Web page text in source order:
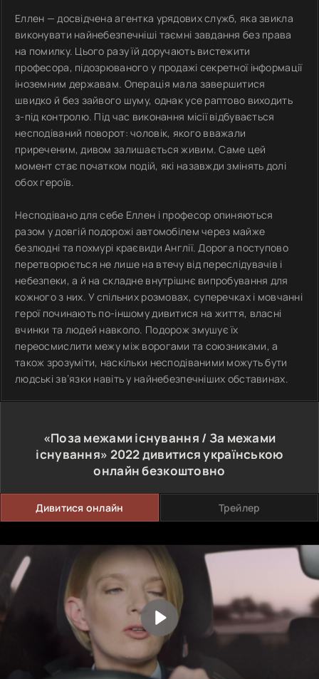
Еллен — досвідчена агентка урядових служб, яка звикла
виконувати найнебезпечніші таємні завдання без права
на помилку. Цього разу їй доручають вистежити
професора, підозрюваного у продажі секретної інформації
іноземним державам. Операція мала завершитися
швидко й без зайвого шуму, однак усе раптово виходить
з-під контролю. Під час виконання місії відбувається
несподіваний поворот: чоловік, якого вважали
приреченим, дивом залишається живим. Саме цей
момент стає початком подій, які назавжди змінять долі
обох героїв.
Несподівано для себе Еллен і професор опиняються
разом у довгій подорожі автомобілем через майже
безлюдні та похмурі краєвиди Англії. Дорога поступово
перетворюється не лише на втечу від переслідувачів і
небезпеки, а й на складне внутрішнє випробування для
кожного з них. У спільних розмовах, суперечках і мовчанні
герої починають по-іншому дивитися на життя, власні
вчинки та людей навколо. Подорож змушує їх
переосмислити межу між ворогами та союзниками, а
також зрозуміти, наскільки несподіваними можуть бути
людські зв’язки навіть у найнебезпечніших обставинах.
«Поза межами існування / За межами
існування» 2022дивитися українською
онлайн безкоштовно
Дивитися онлайн Трейлер